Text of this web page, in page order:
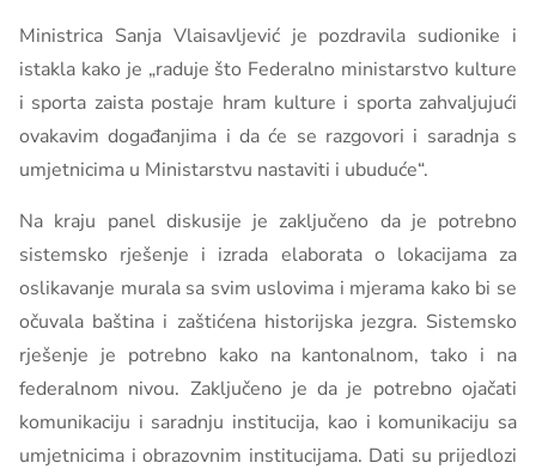
Ministrica Sanja Vlaisavljević je pozdravila sudionike i
istakla kako je „raduje što Federalno ministarstvo kulture
i sporta zaista postaje hram kulture i sporta zahvaljujući
ovakavim događanjima i da će se razgovori i saradnja s
umjetnicima u Ministarstvu nastaviti i ubuduće“.
Na kraju panel diskusije je zaključeno da je potrebno
sistemsko rješenje i izrada elaborata o lokacijama za
oslikavanje murala sa svim uslovima i mjerama kako bi se
očuvala baština i zaštićena historijska jezgra. Sistemsko
rješenje je potrebno kako na kantonalnom, tako i na
federalnom nivou. Zaključeno je da je potrebno ojačati
komunikaciju i saradnju institucija, kao i komunikaciju sa
umjetnicima i obrazovnim institucijama. Dati su prijedlozi